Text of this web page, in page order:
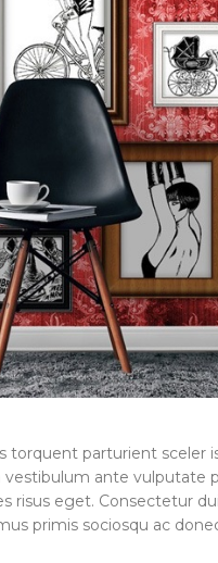
parturient sceler
ante vulputate
risus eget. Consectetur
primis sociosqu ac